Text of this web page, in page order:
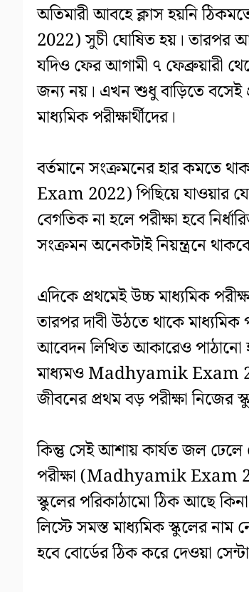
অতিমারী আবহে ক্লাস হয়নি
2022) সুচী ঘোষিত হয়। তারপর
যদিও ফের আগামী ৭ ফেব্রুয়ারী
জন্য নয়। এখন শুধু বাড়িতে বসেই
মাধ্যমিক পরীক্ষার্থীদের।
বর্তমানে সংক্রমনের হার কমতে
Exam 2022) পিছিয়ে যাওয়ার যে
বেগতিক না হলে পরীক্ষা হবে
সংক্রমন অনেকটাই নিয়ন্ত্রনে
এদিকে প্রথমেই উচ্চ মাধ্যমিক
তারপর দাবী উঠতে থাকে
আবেদন লিখিত আকারেও পাঠানো হয়
মাধ্যমও Madhyamik Exam
জীবনের প্রথম বড় পরীক্ষা নিজের
কিন্তু সেই আশায় কার্যত জল ঢেলে
পরীক্ষা (Madhyamik Exam
স্কুলের পরিকাঠামো ঠিক আছে
লিস্টে সমস্ত মাধ্যমিক স্কুলের নাম
হবে বোর্ডের ঠিক করে দেওয়া